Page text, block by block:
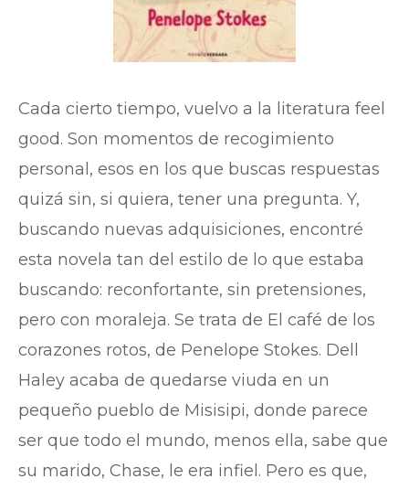
Cada cierto tiempo, vuelvo a la literatura feel
good. Son momentos de recogimiento
personal, esos en los que buscas respuestas
quizá sin, si quiera, tener una pregunta. Y,
buscando nuevas adquisiciones, encontré
esta novela tan del estilo de lo que estaba
buscando: reconfortante, sin pretensiones,
pero con moraleja. Se trata de El café de los
corazones rotos, de Penelope Stokes. Dell
Haley acaba de quedarse viuda en un
pequeño pueblo de Misisipi, donde parece
ser que todo el mundo, menos ella, sabe que
su marido, Chase, le era infiel. Pero es que,